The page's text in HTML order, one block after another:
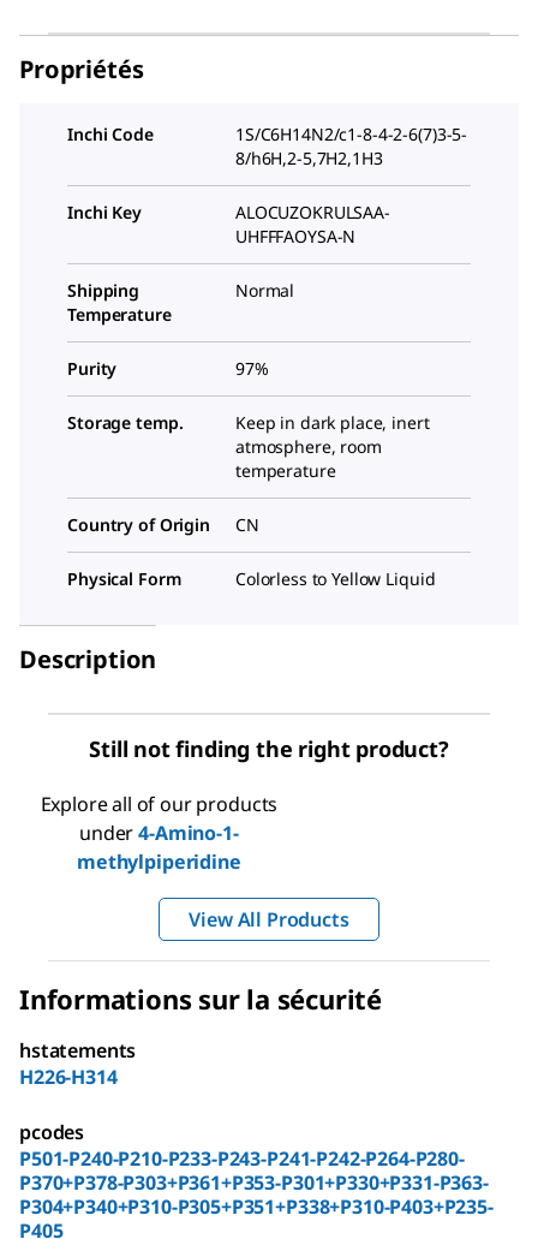
Propriétés
Inchi Code
1S/C6H14N2/c1-8-4-2-6(7)3-5-
8/h6H,2-5,7H2,1H3
Inchi Key
ALOCUZOKRULSAA-
UHFFFAOYSA-N
Shipping
Temperature
Normal
Purity 97%
Storage temp.
Keep in dark place, inert
atmosphere, room
temperature
Country of Origin CN
Physical Form Colorless to Yellow Liquid
Description
Still not finding the right product?
Explore all of our products
under4-Amino-1-
methylpiperidine
View All Products
Informations sur la sécurité
hstatements
H226-H314
pcodes
P501-P240-P210-P233-P243-P241-P242-P264-P280-
P370+P378-P303+P361+P353-P301+P330+P331-P363-
P304+P340+P310-P305+P351+P338+P310-P403+P235-
P405